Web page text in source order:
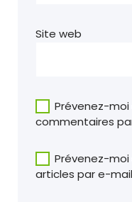
Site web
Prévenez-
commentaires
Prévenez-
articles par e-